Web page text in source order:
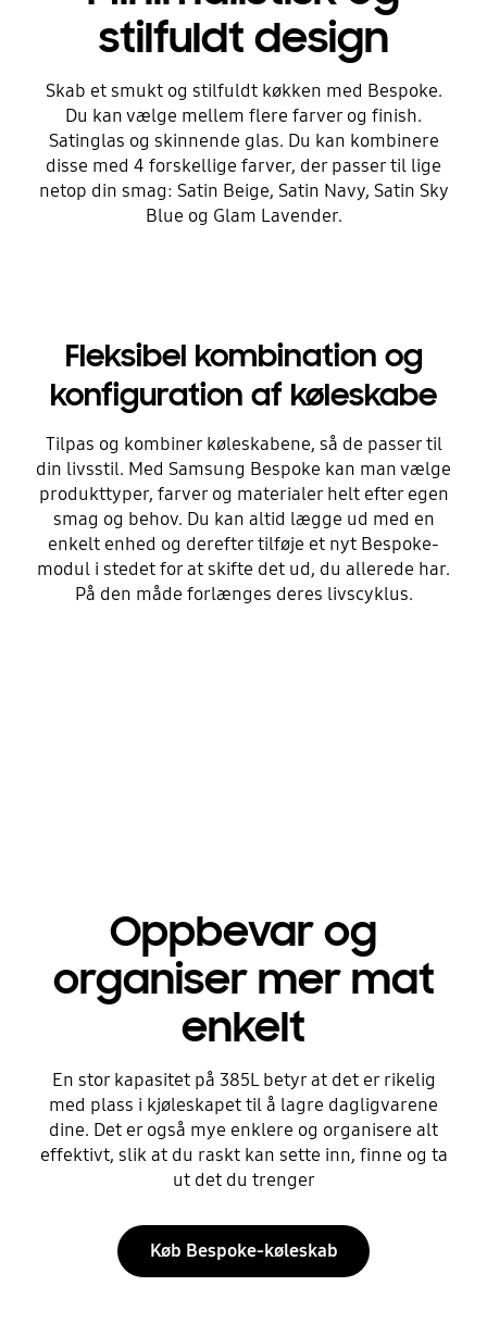
stilfuldt design
Skab et smukt og stilfuldt køkken med Bespoke.
Du kan vælge mellem flere farver og finish.
Satinglas og skinnende glas. Du kan kombinere
disse med 4 forskellige farver, der passer til lige
netop din smag: Satin Beige, Satin Navy, Satin Sky
Blue og Glam Lavender.
Fleksibel kombination og
konfiguration af køleskabe
Tilpas og kombiner køleskabene, så de passer til
din livsstil. Med Samsung Bespoke kan man vælge
produkttyper, farver og materialer helt efter egen
smag og behov. Du kan altid lægge ud med en
enkelt enhed og derefter tilføje et nyt Bespoke-
modul i stedet for at skifte det ud, du allerede har.
På den måde forlænges deres livscyklus.
Oppbevar og
organiser mer mat
enkelt
En stor kapasitet på 385L betyr at det er rikelig
med plass i kjøleskapet til å lagre dagligvarene
dine. Det er også mye enklere og organisere alt
effektivt, slik at du raskt kan sette inn, finne og ta
ut det du trenger
Køb Bespoke-køleskab